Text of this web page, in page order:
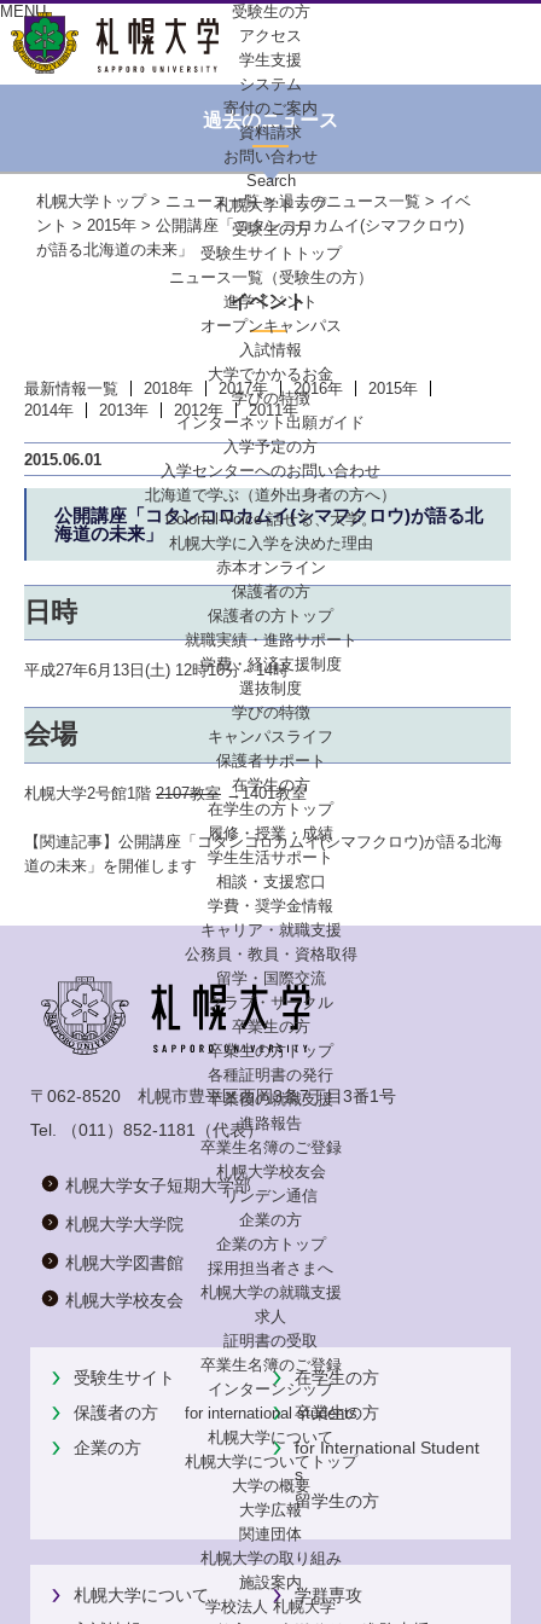
MENU
受験生の方
アクセス
学生支援
システム
寄付のご案内
資料請求
お問い合わせ
Search
札幌大学トップ
受験生の方
受験生サイトトップ
ニュース一覧（受験生の方）
進学イベント
オープンキャンパス
入試情報
大学でかかるお金
学びの特徴
インターネット出願ガイド
入学予定の方
入学センターへのお問い合わせ
北海道で学ぶ （道外出身者の方へ）
Colorful-Voice話せる、大学。
札幌大学に入学を決めた理由
赤本オンライン
保護者の方
保護者の方トップ
就職実績・進路サポート
学費・経済支援制度
選抜制度
学びの特徴
キャンパスライフ
保護者サポート
在学生の方
在学生の方トップ
履修・授業・成績
学生生活サポート
相談・支援窓口
学費・奨学金情報
キャリア・就職支援
公務員・教員・資格取得
留学・国際交流
クラブ・サークル
卒業生の方
卒業生の方トップ
各種証明書の発行
卒業後の就職支援
進路報告
卒業生名簿のご登録
札幌大学校友会
リンデン通信
企業の方
企業の方トップ
採用担当者さまへ
札幌大学の就職支援
求人
証明書の受取
卒業生名簿のご登録
インターンシップ
for internationalstudents
札幌大学について
札幌大学についてトップ
大学の概要
大学広報
関連団体
札幌大学の取り組み
施設案内
学校法人 札幌大学
過去のニュース
札幌大学トップ> ニュース一覧>過去のニュース一覧 > イベ
ント > 2015年 > 公開講座「コタンコロカムイ(シマフクロウ)
が語る北海道の未来」
イベント
最新情報一覧 2018年 2017年 2016年
2015年
2014年
2013年 2012年 2011年
2015.06.01
公開講座「コタンコロカムイ(シマフクロウ)が語る北
海道の未来」
日時
平成27年6月13日(土) 12時10分～14時
会場
札幌大学2号館1階 2107教室 →1401教室
【関連記事】 公開講座「コタンコロカムイ(シマフクロウ)が語る北海
道の未来」を開催します
〒062-8520 札幌市豊平区西岡3条7丁目3番1号
Tel.
（011）852-1181 （代表）
札幌大学女子短期大学部
札幌大学大学院
札幌大学図書館
札幌大学校友会
受験生サイト
在学生の方
保護者の方
卒業生の方
企業の方
for International Student
s
留学生の方
札幌大学について
学群専攻